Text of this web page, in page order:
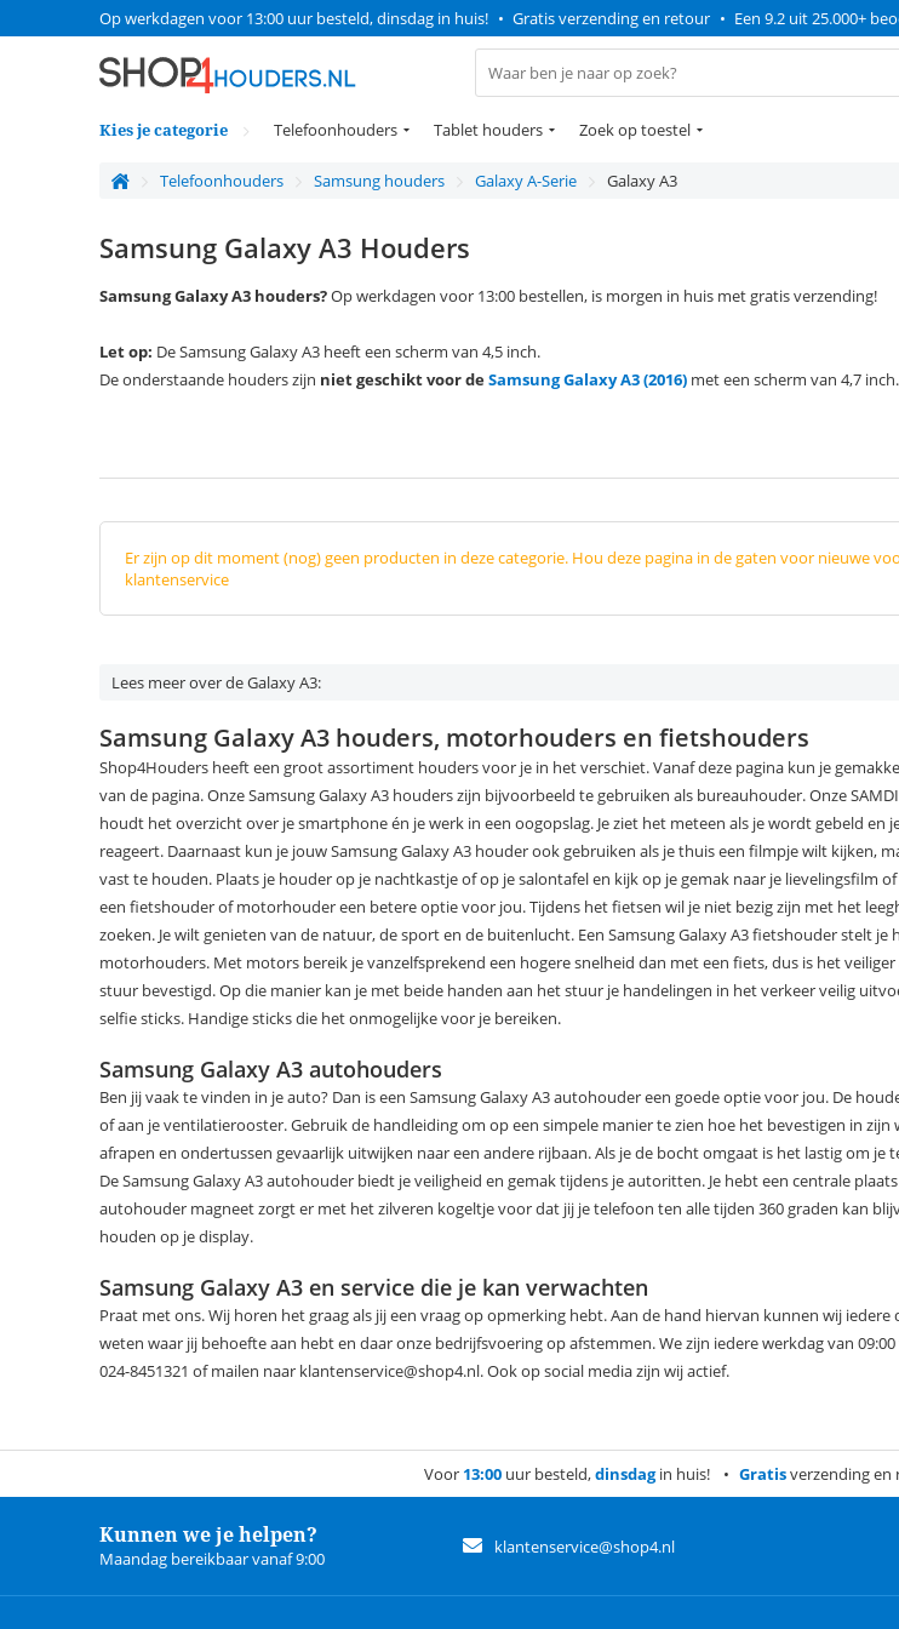
Op werkdagen voor 13:00 uur besteld, dinsdag in huis! • Gratis verzending en retour • Een 9.2 uit 25.000+
Kies je categorie Telefoonhouders Tablet houders Zoek op toestel
Telefoonhouders Samsung houders Galaxy A-Serie Galaxy A3
Samsung Galaxy A3 Houders
Samsung Galaxy A3 houders?Op werkdagen voor 13:00 bestellen, is morgen in huis met gratis verzending!
Let op: De Samsung Galaxy A3 heeft een scherm van 4,5 inch.
De onderstaande houders zijn niet geschikt voor deSamsung Galaxy A3 (2016) met een scherm van 4,7 inch.
Er zijn op dit moment (nog) geen producten in deze categorie. Hou deze pagina in de gaten voor nieuwe
klantenservice
Lees meer over de Galaxy A3:
Samsung Galaxy A3 houders, motorhouders en fietshouders
Shop4Houders heeft een groot assortiment houders voor je in het verschiet. Vanaf deze pagina kun je
van de pagina. Onze Samsung Galaxy A3 houders zijn bijvoorbeeld te gebruiken als bureauhouder. Onze
houdt het overzicht over je smartphone én je werk in een oogopslag. Je ziet het meteen als je wordt gebeld en
reageert. Daarnaast kun je jouw Samsung Galaxy A3 houder ook gebruiken als je thuis een filmpje wilt kijken,
vast te houden. Plaats je houder op je nachtkastje of op je salontafel en kijk op je gemak naar je lievelingsfilm
een fietshouder of motorhouder een betere optie voor jou. Tijdens het fietsen wil je niet bezig zijn met het
zoeken. Je wilt genieten van de natuur, de sport en de buitenlucht. Een Samsung Galaxy A3 fietshouder stelt
motorhouders. Met motors bereik je vanzelfsprekend een hogere snelheid dan met een fiets, dus is het veiliger
stuur bevestigd. Op die manier kan je met beide handen aan het stuur je handelingen in het verkeer veilig
selfie sticks. Handige sticks die het onmogelijke voor je bereiken.
Samsung Galaxy A3 autohouders
Ben jij vaak te vinden in je auto? Dan is een Samsung Galaxy A3 autohouder een goede optie voor jou. De
of aan je ventilatierooster. Gebruik de handleiding om op een simpele manier te zien hoe het bevestigen in
afrapen en ondertussen gevaarlijk uitwijken naar een andere rijbaan. Als je de bocht omgaat is het lastig om
De Samsung Galaxy A3 autohouder biedt je veiligheid en gemak tijdens je autoritten. Je hebt een centrale
autohouder magneet zorgt er met het zilveren kogeltje voor dat jij je telefoon ten alle tijden 360 graden kan
houden op je display.
Samsung Galaxy A3 en service die je kan verwachten
Praat met ons. Wij horen het graag als jij een vraag op opmerking hebt. Aan de hand hiervan kunnen wij iedere
weten waar jij behoefte aan hebt en daar onze bedrijfsvoering op afstemmen. We zijn iedere werkdag van
024-8451321 of mailen naar klantenservice@shop4.nl. Ook op social media zijn wij actief.
Voor 13:00uur besteld,dinsdagin huis! Gratisverzending en
Kunnen we je helpen?
Maandag bereikbaar vanaf 9:00
klantenservice@shop4.nl